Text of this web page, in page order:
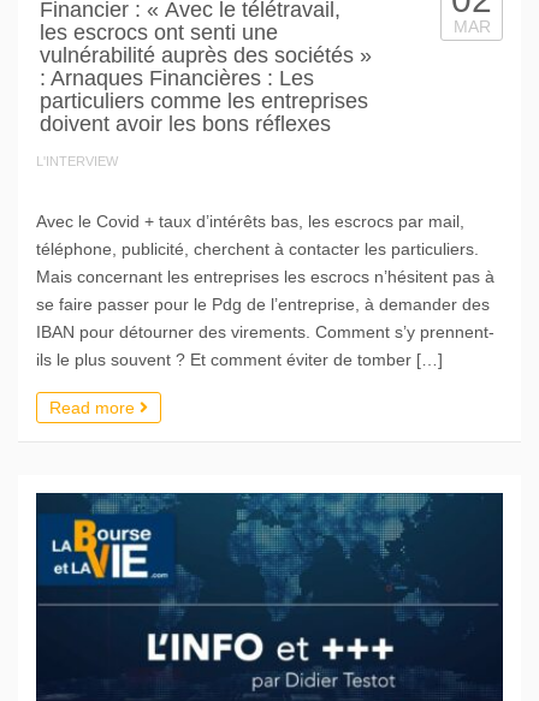
Financier : « Avec le télétravail,
les escrocs ont senti une
vulnérabilité auprès des sociétés »
: Arnaques Financières : Les
particuliers comme les entreprises
doivent avoir les bons réflexes
L'INTERVIEW
MAR
Avec le Covid + taux d’intérêts bas, les escrocs par mail,
téléphone, publicité, cherchent à contacter les particuliers.
Mais concernant les entreprises les escrocs n’hésitent pas à
se faire passer pour le Pdg de l’entreprise, à demander des
IBAN pour détourner des virements. Comment s’y prennent-
ils le plus souvent ? Et comment éviter de tomber […]
Read more